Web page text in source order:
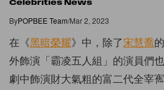
Celebrities News
ByPOPBEE Team/Mar 2, 2023
在《黑暗榮耀》中，除了宋慧喬
外飾演「霸凌五人組」的演員們
劇中飾演財大氣粗的富二代全宰